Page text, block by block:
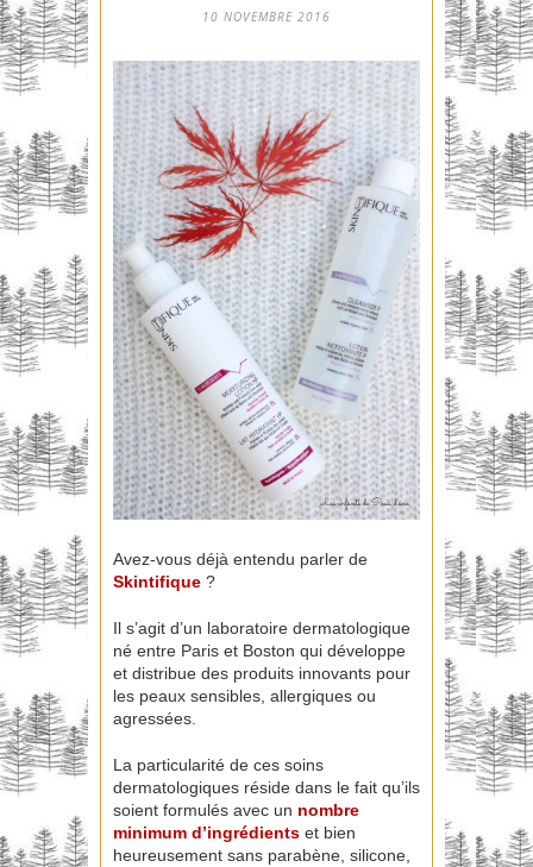
10 NOVEMBRE 2016
Avez-vous déjà entendu parler de
Skintifique ?
Il s’agit d’un laboratoire dermatologique
né entre Paris et Boston qui développe
et distribue des produits innovants pour
les peaux sensibles, allergiques ou
agressées.
La particularité de ces soins
dermatologiques réside dans le fait qu’ils
soient formulés avec un nombre
minimum d’ingrédients et bien
heureusement sans parabène, silicone,